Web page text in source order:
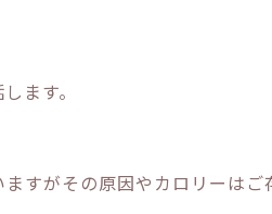
ます。
すがその原因やカロリーはご